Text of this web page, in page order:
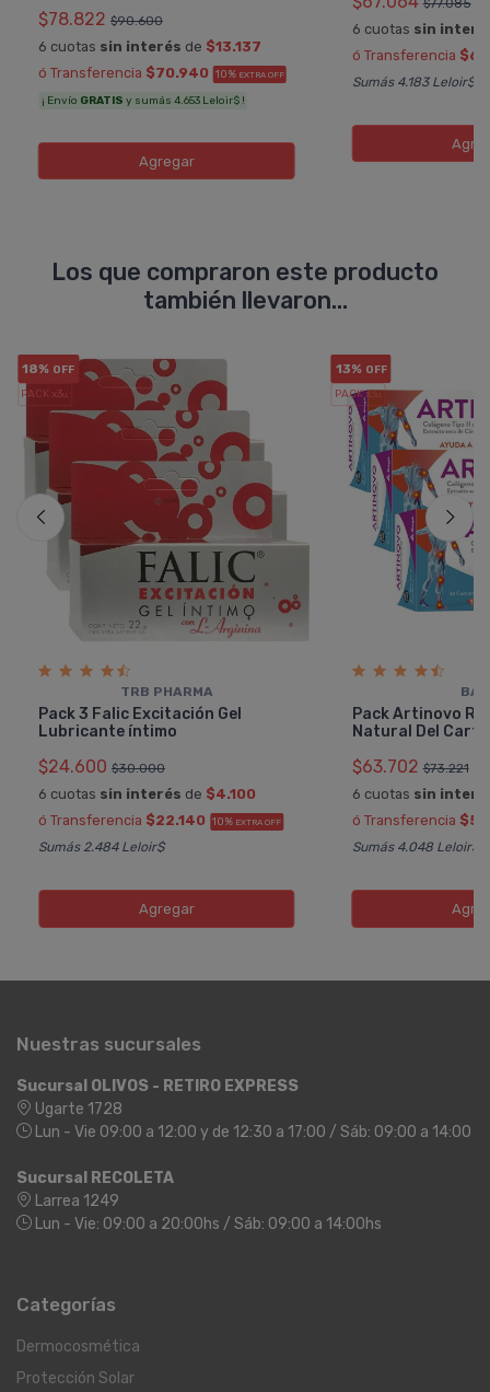
$78.822 $90.600
6 cuotas sin interés de $13.137
ó Transferencia $70.940 10% EXTRA OFF
¡ Envío GRATIS y sumás 4.653 Leloir$ !
Agregar
$77.085
6 cuotas sin
ó Transferencia
Sumás 4.183 Leloir$
Los que compraron este producto
también llevaron...
18% OFF
PACK x3u.
TRB PHARMA
Pack 3 Falic Excitación Gel
Lubricante í­ntimo
$24.600 $30.000
6 cuotas sin interés de $4.100
ó Transferencia $22.140 10% EXTRA OFF
Sumás 2.484 Leloir$
Agregar
13% OFF
PACK x3u.
Pack Artinovo
Natural Del
$63.702 $73.221
6 cuotas sin
ó Transferencia
Sumás 4.048 Leloir$
Nuestras sucursales
Sucursal OLIVOS - RETIRO EXPRESS
Ugarte 1728
Lun - Vie 09:00 a 12:00 y de 12:30 a 17:00 / Sáb: 09:00 a 14:00
Sucursal RECOLETA
Larrea 1249
Lun - Vie: 09:00 a 20:00hs / Sáb: 09:00 a 14:00hs
Categorías
Dermocosmética
Protección Solar